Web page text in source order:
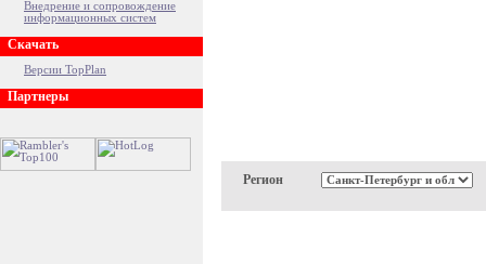
Внедрение и сопровождение
информационных систем
Скачать
Версии TopPlan
Партнеры
Регион